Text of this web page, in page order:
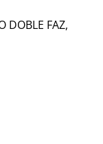
DOBLE FAZ,